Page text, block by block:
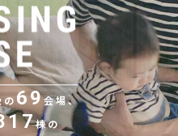
69会場、
棟の